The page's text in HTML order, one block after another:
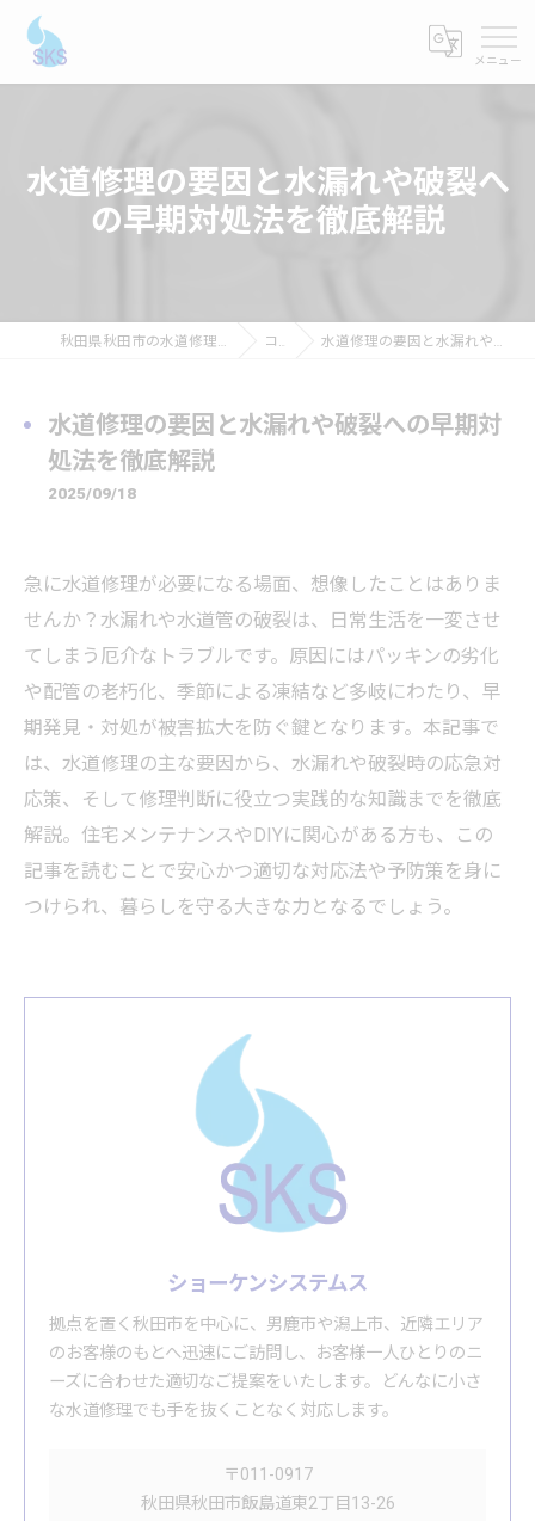
水道修理の要因と水漏れや破裂へ
の早期対処法を徹底解説
秋田県秋田市の水道修理ならショーケンシステムス コラム 水道修理の要因と水漏れや破裂への早期対処法を徹底解説
水道修理の要因と水漏れや破裂への早期対
処法を徹底解説
2025/09/18
急に水道修理が必要になる場面、想像したことはありま
せんか？水漏れや水道管の破裂は、日常生活を一変させ
てしまう厄介なトラブルです。原因にはパッキンの劣化
や配管の老朽化、季節による凍結など多岐にわたり、早
期発見・対処が被害拡大を防ぐ鍵となります。本記事で
は、水道修理の主な要因から、水漏れや破裂時の応急対
応策、そして修理判断に役立つ実践的な知識までを徹底
解説。住宅メンテナンスやDIYに関心がある方も、この
記事を読むことで安心かつ適切な対応法や予防策を身に
つけられ、暮らしを守る大きな力となるでしょう。
ショーケンシステムス
拠点を置く秋田市を中心に、男鹿市や潟上市、近隣エリア
のお客様のもとへ迅速にご訪問し、お客様一人ひとりのニ
ーズに合わせた適切なご提案をいたします。どんなに小さ
な水道修理でも手を抜くことなく対応します。
〒011-0917
秋田県秋田市飯島道東2丁目13-26